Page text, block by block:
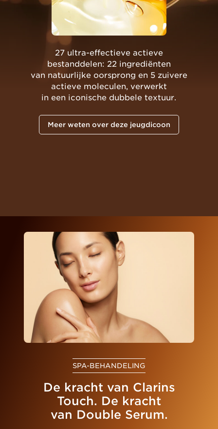
27 ultra-effectieve actieve
bestanddelen: 22 ingrediënten
van natuurlijke oorsprong en 5 zuivere
actieve moleculen, verwerkt
in een iconische dubbele textuur.
Meer weten over deze jeugdicoon
SPA-BEHANDELING
De kracht van Clarins
Touch. De kracht
van Double Serum.